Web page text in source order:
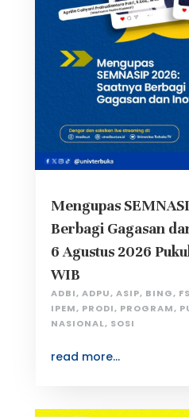
Mengupas
Berbagi Gagasan
6 Agustus 2026
WIB
ADBI, ADPU, ASIP, BING,
IPEM, PRODI, PROGRAM,
NASIONAL, SOSI
read more...